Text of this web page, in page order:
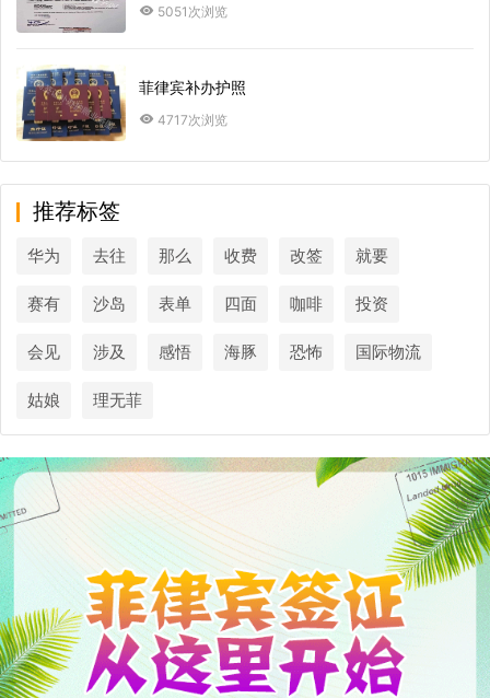
5051次浏览
菲律宾补办护照
4717次浏览
推荐标签
华为 去往 那么 收费 改签 就要
赛有 沙岛 表单 四面 咖啡 投资
会见 涉及 感悟 海豚 恐怖 国际物流
姑娘 理无菲